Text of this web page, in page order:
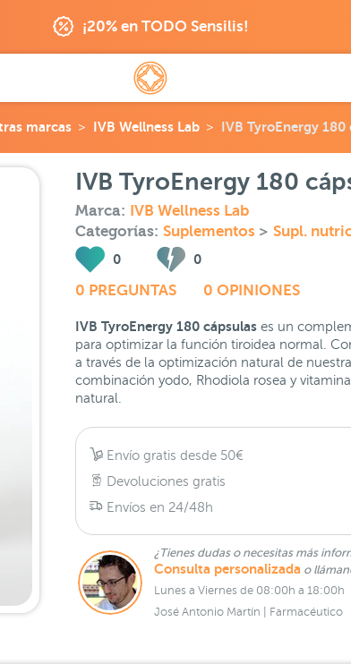
¡20% en TODO Sensilis!
marcas IVB Wellness Lab IVB TyroEnergy 180
IVB TyroEnergy 180
Marca: IVB Wellness Lab
Categorías: Suplementos > Supl.
0 0
0 PREGUNTAS 0 OPINIONES
IVB TyroEnergy 180 cápsulas es un
para optimizar la función tiroidea normal.
a través de la optimización natural de
combinación yodo, Rhodiola rosea y
natural.
Envío gratis desde 50€
Devoluciones gratis
Envíos en 24/48h
¿Tienes dudas o necesitas más
Consulta personalizada o
Lunes a Viernes de 08:00h a 18:00h
José Antonio Martín | Farmacéutico